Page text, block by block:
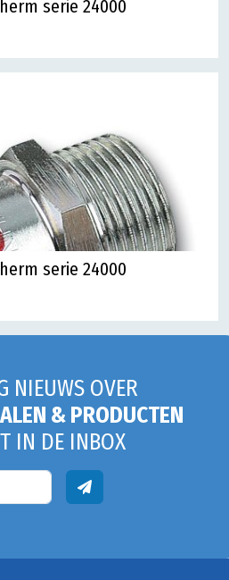
serie 24000
serie 24000
NIEUWS OVER
& PRODUCTEN
IN DE INBOX